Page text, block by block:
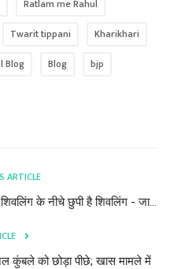
Ratlam me Rahul
Twarit tippani
Kharikhari
Blog Blog
bjp
ARTICLE
के नीचे छुपी है शिवलिंग - जा...
कुंबले को छोड़ा पीछे; खास मामले में